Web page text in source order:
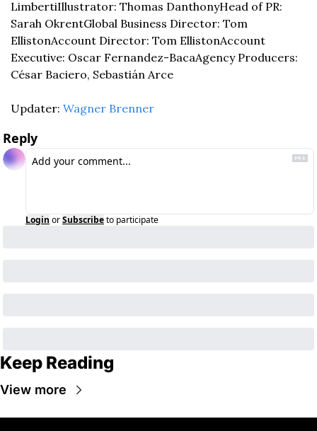
LimbertiIllustrator: Thomas DanthonyHead of PR:
Sarah OkrentGlobal Business Director: Tom
EllistonAccount Director: Tom EllistonAccount
Executive: Oscar Fernandez-BacaAgency Producers:
César Baciero, Sebastián Arce
Updater: Wagner Brenner
Reply
Login orSubscribeto participate
Keep Reading
View more